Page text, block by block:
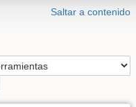
Saltar a contenido